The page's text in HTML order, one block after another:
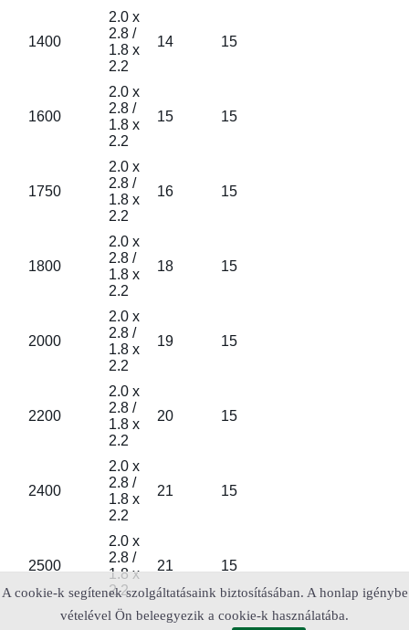
A cookie-k segítenek szolgáltatásaink biztosításában. A honlap igénybe
vételével Ön beleegyezik a cookie-k használatába.
1400
2.0 x
2.8 /
1.8 x
2.2
14 15
1600
2.0 x
2.8 /
1.8 x
2.2
15 15
1750
2.0 x
2.8 /
1.8 x
2.2
16 15
1800
2.0 x
2.8 /
1.8 x
2.2
18 15
2000
2.0 x
2.8 /
1.8 x
2.2
19 15
2200
2.0 x
2.8 /
1.8 x
2.2
20 15
2400
2.0 x
2.8 /
1.8 x
2.2
21 15
2500
2.0 x
2.8 /
1.8 x
2.2
21 15